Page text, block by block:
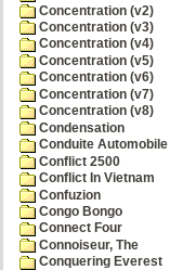
Concentration (v2)
Concentration (v3)
Concentration (v4)
Concentration (v5)
Concentration (v6)
Concentration (v7)
Concentration (v8)
Condensation
Conduite Automobile
Conflict 2500
Conflict In Vietnam
Confuzion
Congo Bongo
Connect Four
Connoiseur, The
Conquering Everest